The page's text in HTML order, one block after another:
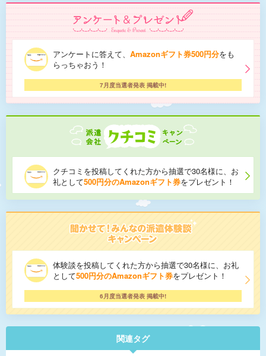
アンケートに答えて、 Amazonギフト券500円分をも
らっちゃおう！
7月度当選者発表 掲載中!
クチコミを投稿してくれた方から抽選で30名様に、お
礼として500円分のAmazonギフト券をプレゼント！
体験談を投稿してくれた方から抽選で30名様に、お礼
として500円分のAmazonギフト券をプレゼント！
6月度当選者発表 掲載中!
関連タグ